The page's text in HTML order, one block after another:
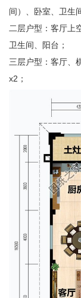
间）、卧室、卫生
二层户型：客厅上
卫生间、阳台；
三层户型：客厅、
x2 ；